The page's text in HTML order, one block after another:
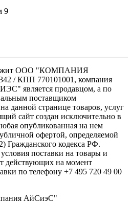
9
ООО "КОМПАНИЯ
/ КПП 770101001, компания
является продавцом, а по
поставщиком
данной странице товаров, услуг
сайт создан исключительно в
опубликованная на нем
офертой, определяемой
Гражданского кодекса РФ.
поставки на товары и
действующих на момент
по телефону +7 495 720 49 00
АйСиэС"